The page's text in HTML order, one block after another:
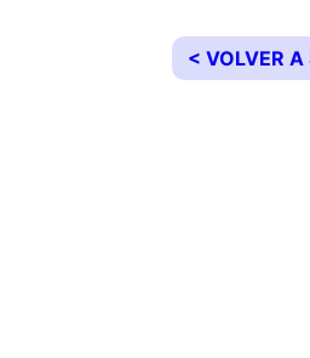
< VOLVER A